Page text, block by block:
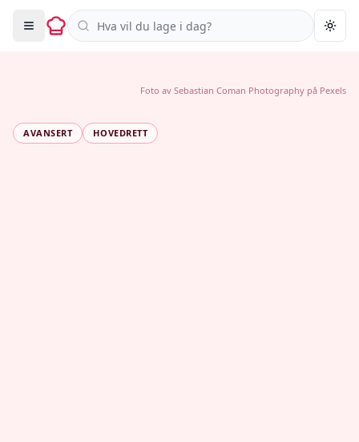
Søk i oppskrifter
AVANSERT HOVEDRETT
Foto av Sebastian Coman Photography på Pexels